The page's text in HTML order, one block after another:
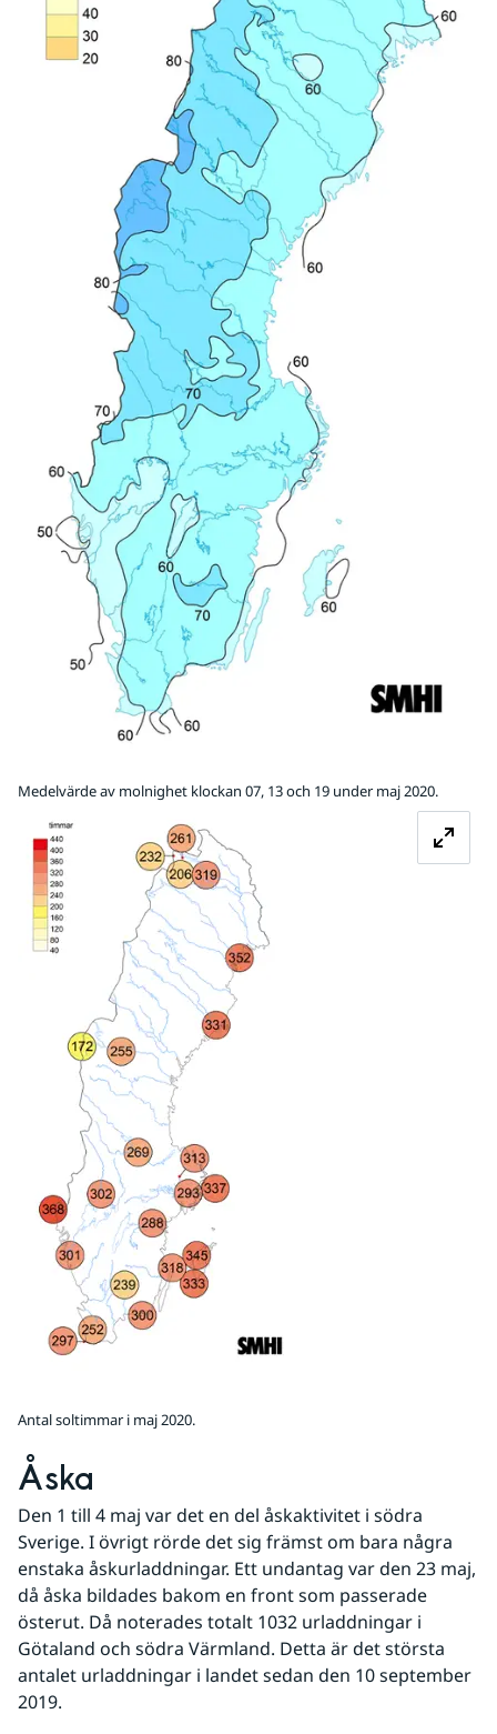
Medelvärde av molnighet klockan 07, 13 och 19 under maj 2020.
Förstora bilden
Antal soltimmar i maj 2020.
Åska
Den 1 till 4 maj var det en del åskaktivitet i södra
Sverige. I övrigt rörde det sig främst om bara några
enstaka åskurladdningar. Ett undantag var den 23 maj,
då åska bildades bakom en front som passerade
österut. Då noterades totalt 1032 urladdningar i
Götaland och södra Värmland. Detta är det största
antalet urladdningar i landet sedan den 10 september
2019.